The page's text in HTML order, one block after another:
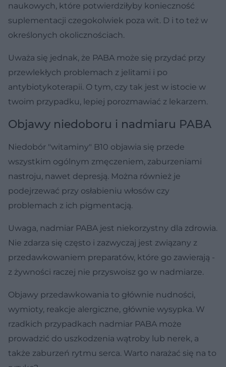
naukowych, które potwierdziłyby konieczność
suplementacji czegokolwiek poza wit. D i to też w
określonych okolicznościach.
Uważa się jednak, że PABA może się przydać przy
przewlekłych problemach z jelitami i po
antybiotykoterapii. O tym, czy tak jest w istocie w
twoim przypadku, lepiej porozmawiać z lekarzem.
Objawy niedoboru i nadmiaru PABA
Niedobór "witaminy" B10 objawia się przede
wszystkim ogólnym zmęczeniem, zaburzeniami
nastroju, nawet depresją. Można również je
podejrzewać przy osłabieniu włosów czy
problemach z ich pigmentacją.
Uwaga, nadmiar PABA jest niekorzystny dla zdrowia.
Nie zdarza się często i zazwyczaj jest związany z
przedawkowaniem preparatów, które go zawierają -
z żywności raczej nie przyswoisz go w nadmiarze.
Objawy przedawkowania to głównie nudności,
wymioty, reakcje alergiczne, głównie wysypka. W
rzadkich przypadkach nadmiar PABA może
prowadzić do uszkodzenia wątroby lub nerek, a
także zaburzeń rytmu serca. Warto narażać się na to